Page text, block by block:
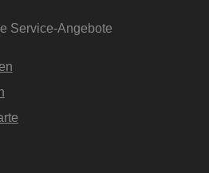
Service-Angebote